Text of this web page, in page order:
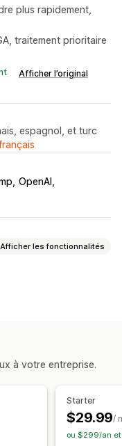
plus rapidement,
traitement prioritaire
Afficher l’original
espagnol, et turc
OpenAI
Afficher les fonctionnalités
à votre entreprise.
Starter
$29.99/
ou $299/an et